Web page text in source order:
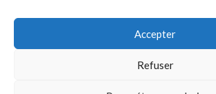
Accepter
Refuser